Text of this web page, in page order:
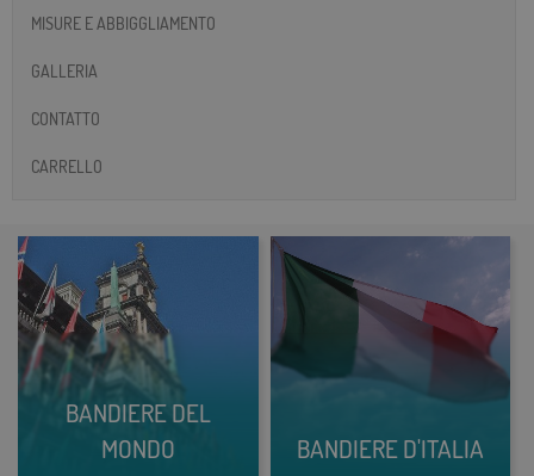
MISURE E ABBIGGLIAMENTO
GALLERIA
CONTATTO
CARRELLO
BANDIERE DEL
MONDO
BANDIERE D'ITALIA